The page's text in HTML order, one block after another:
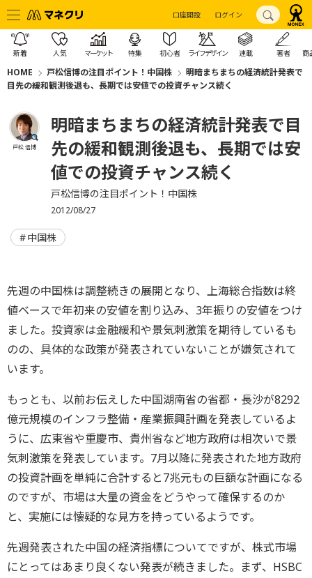
口座開設 ログイン
新着 人気 マーケット 特集 初心者 ライフデザイン 連載 著者 商
HOME 戸松信博の注目ポイント！中国株
明暗まちまちの経済統計発表で
目先の緩和観測後退も、長期では安値での投資チャンス続く
戸松 信博
明暗まちまちの経済統計発表で目
先の緩和観測後退も、長期では安
値での投資チャンス続く
戸松信博の注目ポイント！中国株
2012/08/27
中国株
先週の中国株は調整続きの展開となり、上海総合指数は終
値ベースで年初来の安値を割り込み、3年振りの安値をつけ
ました。投資家は金融緩和や景気刺激策を期待しているも
のの、具体的な政策が発表されていないことが嫌気されて
います。
もっとも、以前お伝えした中国湖南省の省都・長沙が8292
億元規模のインフラ整備・産業振興計画を発表しているよ
うに、広東省や重慶市、貴州省など地方政府は相次いで景
気刺激策を発表しています。7月以降に発表された地方政府
の投資計画を単純に合計すると7兆元もの巨額な計画になる
のですが、市場は大量の資金をどうやって確保するのか
と、実施には懐疑的な見方を持っているようです。
先週発表された中国の経済指標についてですが、株式市場
にとってはあまり良くない発表が続きました。まず、HSBC